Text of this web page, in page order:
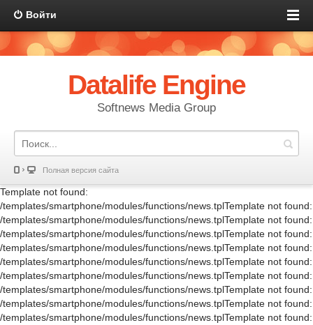
Войти
Datalife Engine
Softnews Media Group
Полная версия сайта
Template not found:
/templates/smartphone/modules/functions/news.tplTemplate not found:
/templates/smartphone/modules/functions/news.tplTemplate not found:
/templates/smartphone/modules/functions/news.tplTemplate not found:
/templates/smartphone/modules/functions/news.tplTemplate not found:
/templates/smartphone/modules/functions/news.tplTemplate not found:
/templates/smartphone/modules/functions/news.tplTemplate not found:
/templates/smartphone/modules/functions/news.tplTemplate not found:
/templates/smartphone/modules/functions/news.tplTemplate not found:
/templates/smartphone/modules/functions/news.tplTemplate not found: